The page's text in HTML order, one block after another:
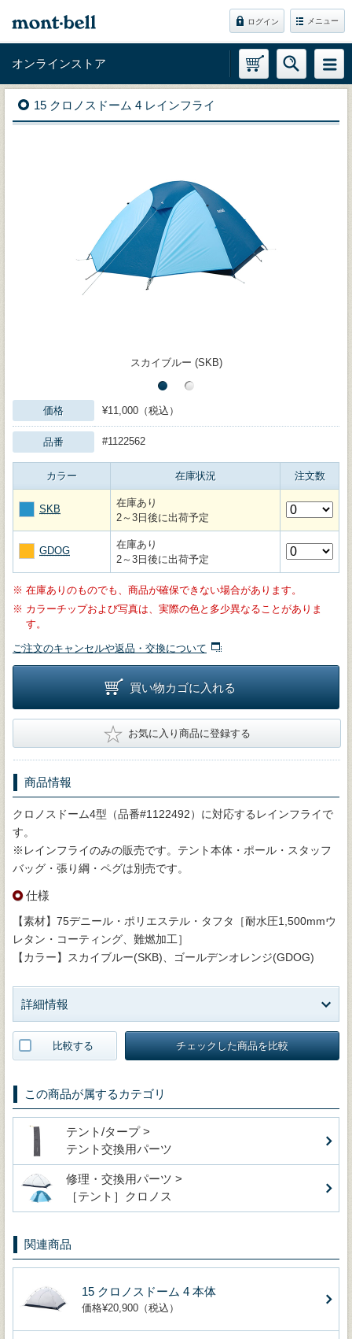
ログイン メニュー
オンラインストア
15 クロノスドーム 4 レインフライ
スカイブルー (SKB)
価格 ¥11,000（税込）
品番 #1122562
カラー 在庫状況 注文数
SKB
在庫あり
2～3日後に出荷予定
GDOG
在庫あり
2～3日後に出荷予定
※ 在庫ありのものでも、商品が確保できない場合があります。
※ カラーチップおよび写真は、実際の色と多少異なることがありま
す。
ご注文のキャンセルや返品・交換について
買い物カゴに入れる
★ お気に入り商品に登録する
商品情報
クロノスドーム4型（品番#1122492）に対応するレインフライで
す。
※レインフライのみの販売です。テント本体・ポール・スタッフ
バッグ・張り綱・ペグは別売です。
仕様
【素材】75デニール・ポリエステル・タフタ［耐水圧1,500mmウ
レタン・コーティング、難燃加工］
【カラー】スカイブルー(SKB)、ゴールデンオレンジ(GDOG)
詳細情報
比較する チェックした商品を比較
この商品が属するカテゴリ
テント/タープ >
テント交換用パーツ
修理・交換用パーツ >
［テント］クロノス
関連商品
15 クロノスドーム 4 本体
価格¥20,900（税込）